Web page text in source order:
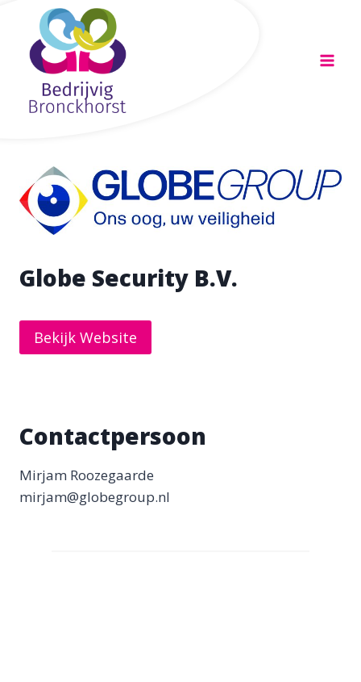
Doorgaan
inhoud
Globe Security B.V.
Bekijk Website
Contactpersoon
Mirjam Roozegaarde
mirjam@globegroup.nl